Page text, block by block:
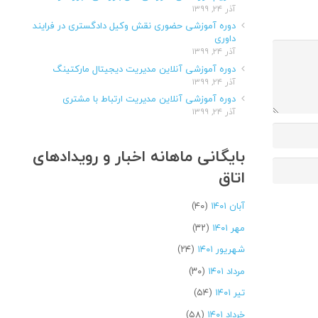
آذر ۲۴, ۱۳۹۹
دوره آموزشی حضوری نقش وکیل دادگستری در فرایند
داوری
آذر ۲۴, ۱۳۹۹
دوره آموزشی آنلاین مدیریت دیجیتال مارکتینگ
آذر ۲۴, ۱۳۹۹
دوره آموزشی آنلاین مدیریت ارتباط با مشتری
آذر ۲۴, ۱۳۹۹
بایگانی ماهانه اخبار و رویدادهای
اتاق
آبان ۱۴۰۱
(۴۰)
مهر ۱۴۰۱
(۳۲)
شهریور ۱۴۰۱
(۲۴)
مرداد ۱۴۰۱
(۳۰)
تیر ۱۴۰۱
(۵۴)
خرداد ۱۴۰۱
(۵۸)